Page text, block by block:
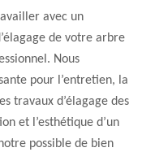
avec un
de votre arbre
Nous
pour l’entretien, la
travaux d’élagage des
et l’esthétique d’un
possible de bien